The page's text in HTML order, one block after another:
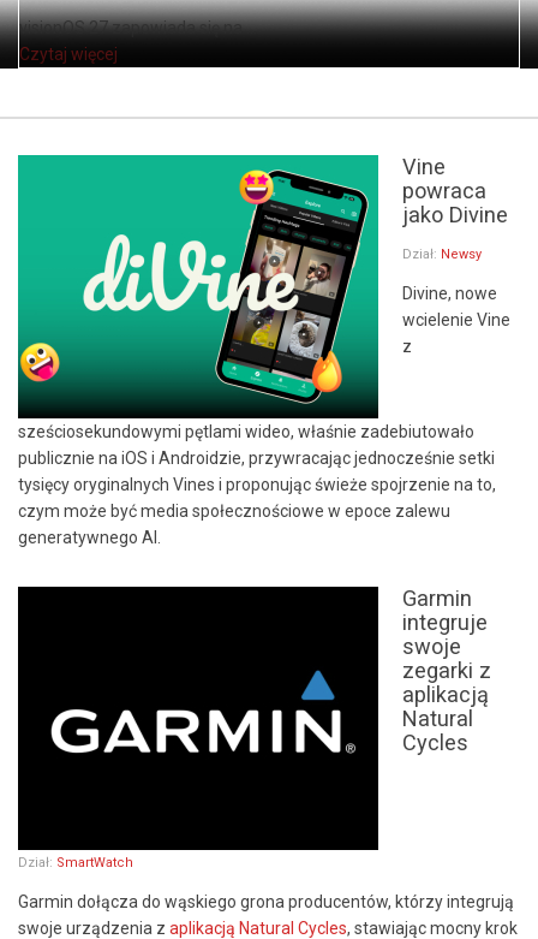
visionOS 27 zapowiada się na ...
Czytaj więcej
Vine
powraca
jako Divine
Dział: Newsy
Divine, nowe
wcielenie Vine
z
sześciosekundowymi pętlami wideo, właśnie zadebiutowało
publicznie na iOS i Androidzie, przywracając jednocześnie setki
tysięcy oryginalnych Vines i proponując świeże spojrzenie na to,
czym może być media społecznościowe w epoce zalewu
generatywnego AI.
Garmin
integruje
swoje
zegarki z
aplikacją
Natural
Cycles
Dział: SmartWatch
Garmin dołącza do wąskiego grona producentów, którzy integrują
swoje urządzenia z aplikacją Natural Cycles, stawiając mocny krok